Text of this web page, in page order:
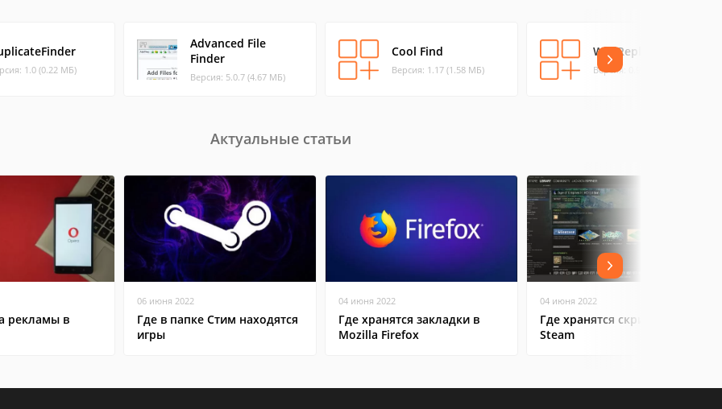
1.0 (0.22 МБ)
Advanced File
Finder
Версия: 5.0.7 (4.67 МБ)
Cool Find
Версия: 1.17 (1.58 МБ)
WildReplace
Версия: 0.99d (0.5 МБ)
Актуальные статьи
рекламы в
06 июня 2022
Где в папке Стим находятся
игры
04 июня 2022
Где хранятся закладки в
Mozilla Firefox
04 июня 2022
Где хранятся скриншоты в
Steam